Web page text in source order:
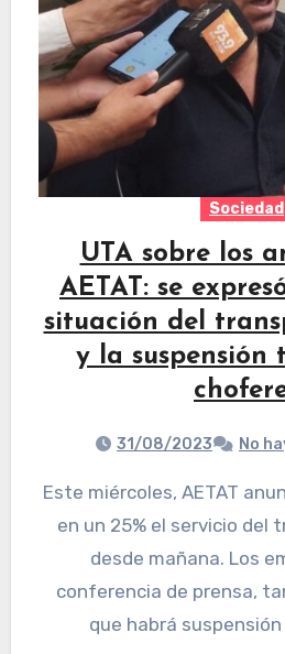
Sociedad
UTA sobre los
AETAT: se
situación del
y la suspensión
31/08/2023 No
Este miércoles, AETAT anunció que se reducirá
en un 25% el servicio del
desde mañana. Los
conferencia de prensa,
que habrá